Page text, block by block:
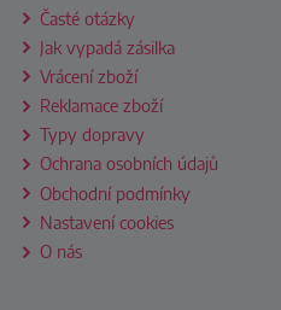
Časté otázky
Jak vypadá zásilka
Vrácení zboží
Reklamace zboží
Typy dopravy
Ochrana osobních údajů
Obchodní podmínky
Nastavení cookies
O nás